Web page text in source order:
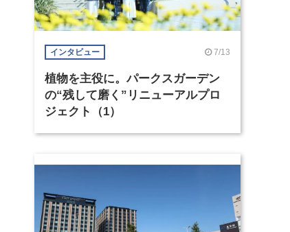
インタビュー 7/13
植物を主役に。パークスガーデン
の“残して磨く”リニューアルプロ
ジェクト（1）